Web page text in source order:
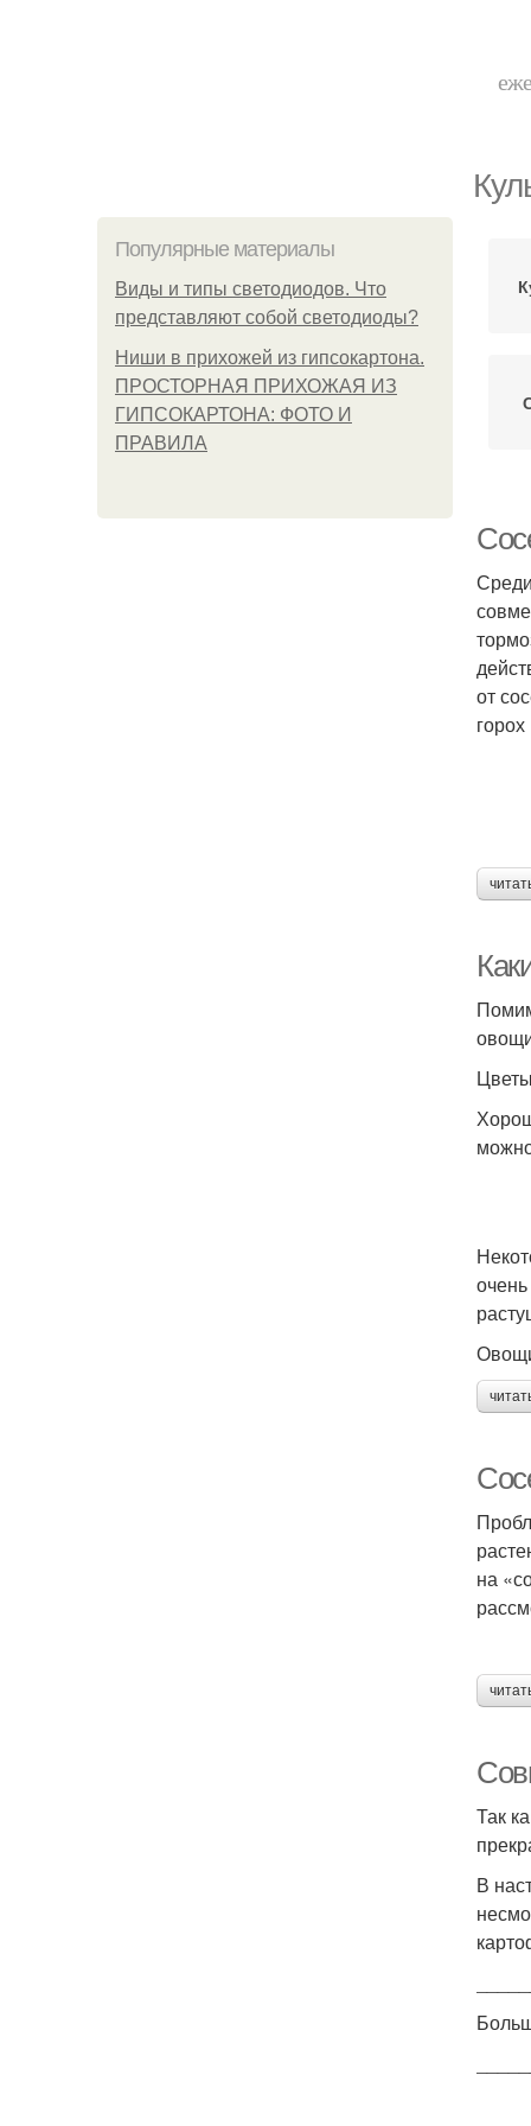
Популярные материалы
Виды и типы светодиодов. Что
представляют собой светодиоды?
Ниши в прихожей из гипсокартона.
ПРОСТОРНАЯ ПРИХОЖАЯ ИЗ
ГИПСОКАРТОНА: ФОТО И
ПРАВИЛА
от
на
Так
В